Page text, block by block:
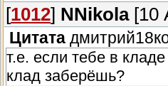
[1012] NNikola[10
Цитата
т.е. если тебе в
клад заберёшь?